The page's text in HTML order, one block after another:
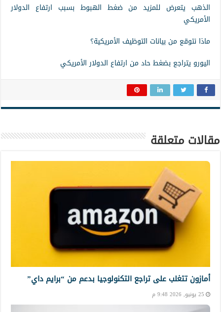
الذهب يتعرض للمزيد من ضغط الهبوط بسبب ارتفاع الدولار
الأمريكي
ماذا نتوقع من بيانات التوظيف الأمريكية؟
اليورو يتراجع بضغط حاد من ارتفاع الدولار الأمريكي
مقالات متعلقة
أمازون تتغلب على تراجع التكنولوجيا بدعم من “برايم داي”
25 يونيو, 2026 9:48 م